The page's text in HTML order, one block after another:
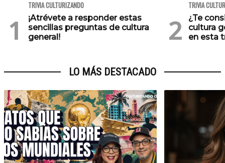
TRIVIA CULTURIZANDO
¡Atrévete a responder estas
sencillas preguntas de cultura
general!
TRIVIA
¿Te
cultura
en esta
LO MÁS DESTACADO